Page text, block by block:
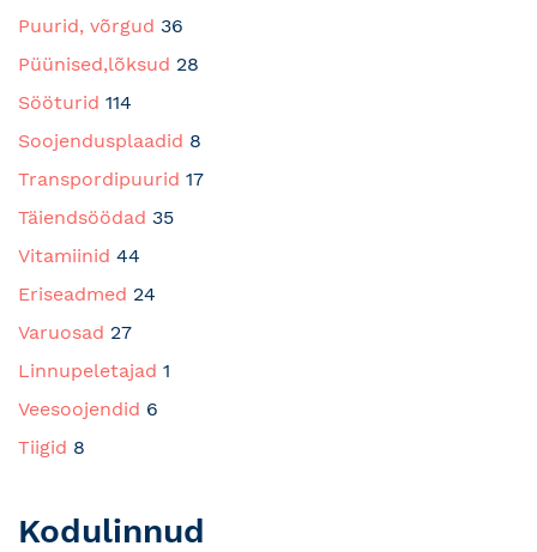
Puurid, võrgud 36
Püünised,lõksud 28
Sööturid 114
Soojendusplaadid 8
Transpordipuurid 17
Täiendsöödad 35
Vitamiinid 44
Eriseadmed 24
Varuosad 27
Linnupeletajad 1
Veesoojendid 6
Tiigid 8
Kodulinnud